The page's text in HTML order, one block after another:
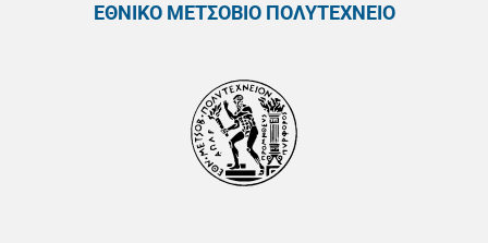
ΕΘΝΙΚΟ ΜΕΤΣΟΒΙΟ ΠΟΛΥΤΕΧΝΕΙΟ